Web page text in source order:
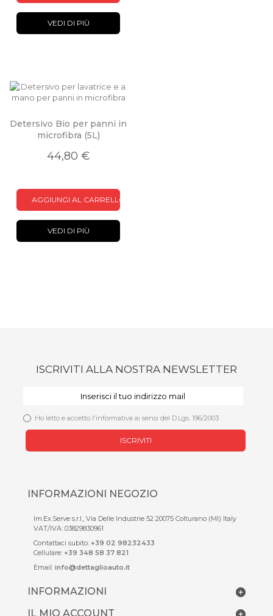
VEDI DI PIÙ
Detersivo Bio per panni in
microfibra (5L)
44,80 €
AGGIUNGI AL CARRELLO
VEDI DI PIÙ
ISCRIVITI ALLA NOSTRA NEWSLETTER
Ho letto e accetto l'informativa ai sensi del D.Lgs. 196/2003
ISCRIVITI
INFORMAZIONI NEGOZIO
Im.Ex.Serve s.r.l., Via Delle Industrie 52 20075 Colturano (MI) Italy
VAT/IVA: 03829830961
Contattaci subito: +39 02 98232433
Cellulare: +39 348 58 37 821
Email: info@dettaglioauto.it
INFORMAZIONI
IL MIO ACCOUNT